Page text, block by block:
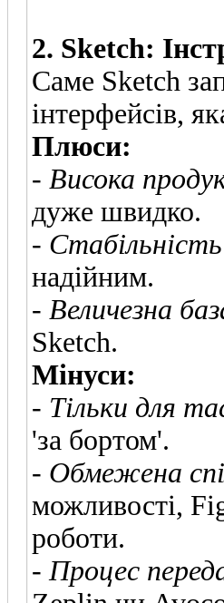
2. Sketch:
Саме Sketch
інтерфейсів,
Плюси:
- Висока
дуже швидко.
- Стабільність
надійним.
- Величезна
Sketch.
Мінуси:
- Тільки для
'за бортом'.
- Обмежена
можливості,
роботи.
- Процес